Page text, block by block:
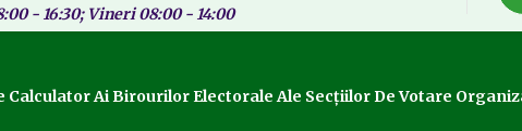
- 16:30; Vineri 08:00 - 14:00
Ai Birourilor Electorale Ale Secțiilor De Votare